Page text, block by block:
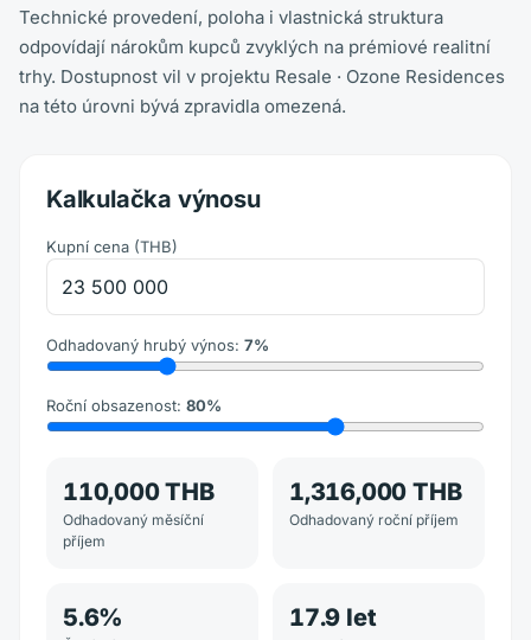
Technické provedení, poloha i vlastnická struktura
odpovídají nárokům kupců zvyklých na prémiové realitní
trhy. Dostupnost vil v projektu Resale · Ozone Residences
na této úrovni bývá zpravidla omezená.
Kalkulačka výnosu
Kupní cena (THB)
Odhadovaný hrubý výnos: 7%
Roční obsazenost: 80%
110,000 THB
Odhadovaný měsíční
příjem
1,316,000 THB
Odhadovaný roční příjem
5.6% 17.9 let